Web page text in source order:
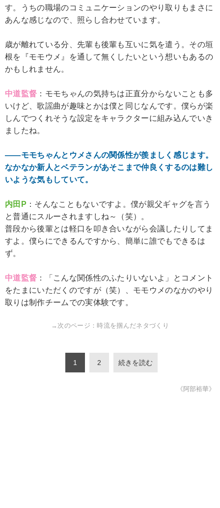
す。うちの職場のコミュニケーションのやり取りもまさに
あんな感じなので、照らし合わせています。
歳が離れている分、先輩も後輩も互いに気を遣う。その垣
根を『モモウメ』を通して無くしたいという想いもあるの
かもしれません。
中道監督 ：モモちゃんの気持ちは正直分からないことも多
いけど、歌謡曲が趣味とかは僕と同じなんです。僕らが楽
しんでつくれそうな設定をキャラクターに組み込んでいき
ましたね。
――モモちゃんとウメさんの関係性が羨ましく感じます。
なかなか新人とベテランがあそこまで仲良くするのは難し
いような気もしていて。
内田P ：そんなこともないですよ。僕が親父ギャグを言う
と普通にスルーされますしね～（笑）。
普段から後輩とは軽口を叩き合いながら会議したりしてま
すよ。僕らにできるんですから、簡単に誰でもできるは
ず。
中道監督 ：「こんな関係性のふたりいないよ」とコメント
をたまにいただくのですが（笑）、モモウメのなかのやり
取りは制作チームでの実体験です。
→次のページ：時流を掴んだネタづくり
1 2 続きを読む
《阿部裕華》